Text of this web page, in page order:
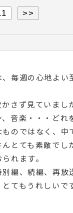
>>
毎週の心地よい
さず見ていまし
音楽・・・どれ
のではなく、中
とても素敵でし
れます。
編、続編、再放
てもうれしいで